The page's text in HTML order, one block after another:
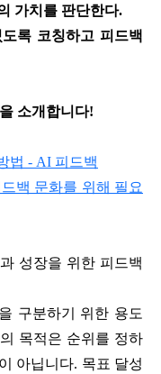
가치를 판단한다.
록 코칭하고 피드백
소개합니다!
법 - AI 피드백
백 문화를 위해 필요
성장을 위한 피드백
구분하기 위한 용도
목적은 순위를 정하
아닙니다. 목표 달성